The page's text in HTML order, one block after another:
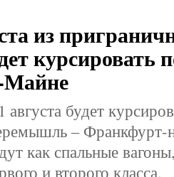
из
курсировать
августа будет
– Франкфурт-
как спальные
и второго класса.